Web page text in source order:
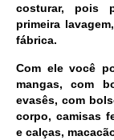
costurar, pois
primeira
fábrica.
Com ele você
mangas, com
evasês, com
corpo, camisas
e calças,